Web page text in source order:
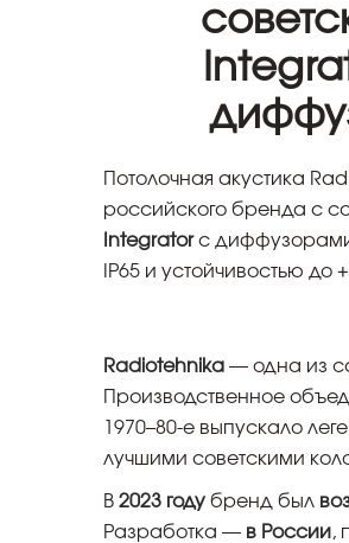
Потолочная акустика
российского бренда с
Integratorс диффузорами
IP65 и устойчивостью
Radiotehnika — одна из
Производственное
1970–80-е выпускало
лучшими советскими
В 2023 году бренд был
Разработка — в России,